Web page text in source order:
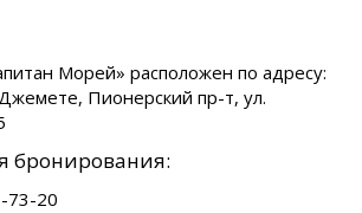
Морей» расположен по адресу:
Пионерский пр-т, ул.
бронирования:
73-20